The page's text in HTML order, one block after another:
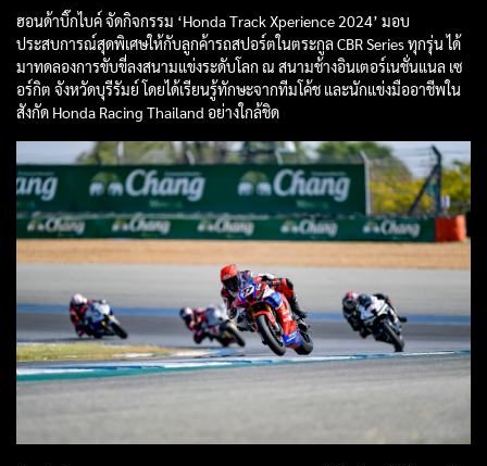
ฮอนด้าบิ๊กไบค์ จัดกิจกรรม ‘Honda Track Xperience 2024’ มอบ
ประสบการณ์สุดพิเศษให้กับลูกค้ารถสปอร์ตในตระกูล CBR Series ทุกรุ่น ได้
มาทดลองการขับขี่ลงสนามแข่งระดับโลก ณ สนามช้างอินเตอร์เนชั่นแนล เซ
อร์กิต จังหวัดบุรีรัมย์ โดยได้เรียนรู้ทักษะจากทีมโค้ช และนักแข่งมืออาชีพใน
สังกัด Honda Racing Thailand อย่างใกล้ชิด